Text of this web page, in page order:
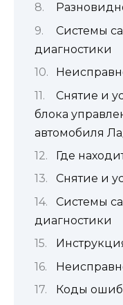
Системы
диагностики
Снятие и
блока
автомобиля
Где
Снятие и
Системы
диагностики
Коды